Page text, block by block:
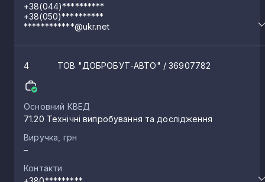
+38(044)**********
+38(050)**********
************@ukr.net
4 ТОВ "ДОБРОБУТ-АВТО" / 36907782
Основний КВЕД
71.20 Технічні випробування та дослідження
Виручка, грн
–
Контакти